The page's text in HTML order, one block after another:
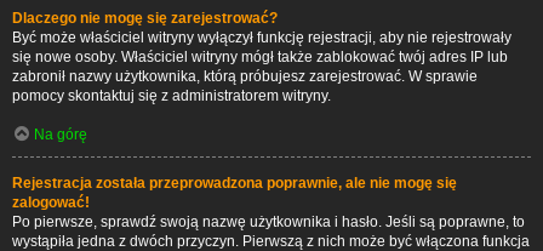
Dlaczego nie mogę się zarejestrować?
Być może właściciel witryny wyłączył funkcję rejestracji, aby nie rejestrowały
się nowe osoby. Właściciel witryny mógł także zablokować twój adres IP lub
zabronił nazwy użytkownika, którą próbujesz zarejestrować. W sprawie
pomocy skontaktuj się z administratorem witryny.
Na górę
Rejestracja została przeprowadzona poprawnie, ale nie mogę się
zalogować!
Po pierwsze, sprawdź swoją nazwę użytkownika i hasło. Jeśli są poprawne, to
wystąpiła jedna z dwóch przyczyn. Pierwszą z nich może być włączona funkcja